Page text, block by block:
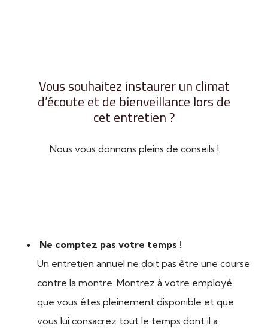
Vous souhaitez instaurer un climat
d’écoute et de bienveillance lors de
cet entretien ?
Nous vous donnons pleins de conseils !
Ne comptez pas votre temps !
Un entretien annuel ne doit pas être une course
contre la montre. Montrez à votre employé
que vous êtes pleinement disponible et que
vous lui consacrez tout le temps dont il a